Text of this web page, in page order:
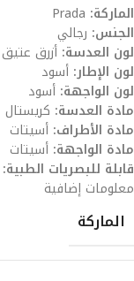
الماركة:
الجنس: رجالي
لون العدسة: أزرق عتيق
لون الإطار: أسود
لون الواجهة: أسود
مادة العدسة: كريستال
مادة الأطراف: أسيتات
مادة الواجهة: أسيتات
قابلة للبصريات الطبية:
معلومات إضافية
الماركة